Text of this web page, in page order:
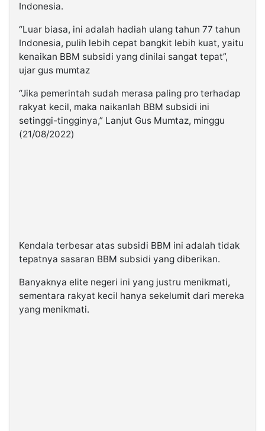
Indonesia.
“Luar biasa, ini adalah hadiah ulang tahun 77 tahun
Indonesia, pulih lebih cepat bangkit lebih kuat, yaitu
kenaikan BBM subsidi yang dinilai sangat tepat”,
ujar gus mumtaz
“Jika pemerintah sudah merasa paling pro terhadap
rakyat kecil, maka naikanlah BBM subsidi ini
setinggi-tingginya,” Lanjut Gus Mumtaz, minggu
(21/08/2022)
Kendala terbesar atas subsidi BBM ini adalah tidak
tepatnya sasaran BBM subsidi yang diberikan.
Banyaknya elite negeri ini yang justru menikmati,
sementara rakyat kecil hanya sekelumit dari mereka
yang menikmati.